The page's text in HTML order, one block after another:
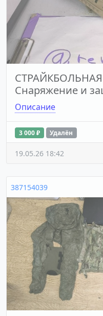
Снаряжение и
Описание
3 000 ₽ Удалён
19.05.26 18:42
387154039